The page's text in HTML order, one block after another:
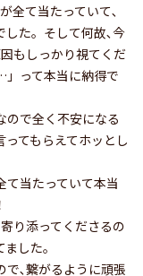
全て当たっていて､
した。そして何故､今
もしっかり視てくだ
って本当に納得で
ので全く不安になる
てもらえてホッとし
当たっていて本当
り添ってくださるの
した。
で､繋がるように頑張